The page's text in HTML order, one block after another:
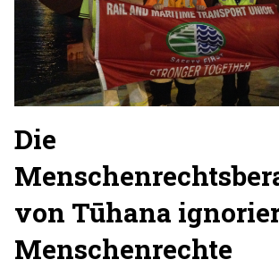
Die
von Tūhana
Menschenrechte